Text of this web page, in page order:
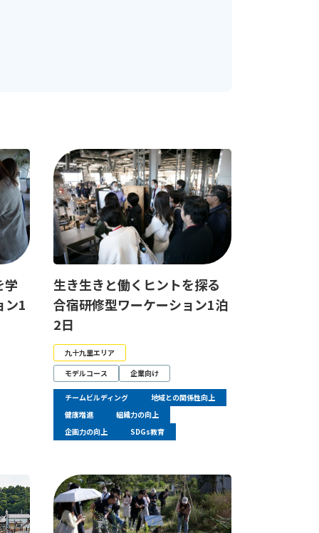
学
ン1
生き生きと働くヒントを探る
合宿研修型ワーケーション1泊
2日
九十九里エリア
モデルコース
企業向け
チームビルディング
地域との関係性向上
健康増進
組織力の向上
企画力の向上
SDGs教育